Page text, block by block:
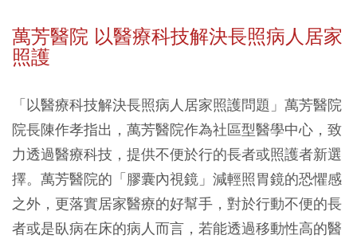
萬芳醫院 以醫療科技解決長照病人居家
照護
「以醫療科技解決長照病人居家照護問題」萬芳醫院
院長陳作孝指出，萬芳醫院作為社區型醫學中心，致
力透過醫療科技，提供不便於行的長者或照護者新選
擇。萬芳醫院的「膠囊內視鏡」減輕照胃鏡的恐懼感
之外，更落實居家醫療的好幫手，對於行動不便的長
者或是臥病在床的病人而言，若能透過移動性高的醫